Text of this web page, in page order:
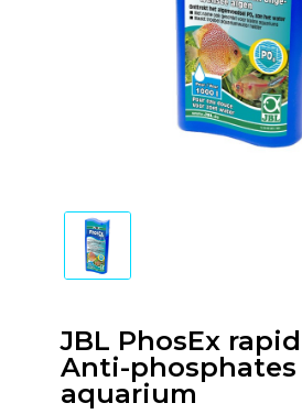
JBL PhosEx
Anti-
aquarium